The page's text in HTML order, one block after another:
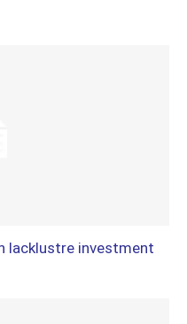
lacklustre investment